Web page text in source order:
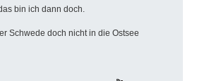
bin ich dann doch.
Schwede doch nicht in die Ostsee